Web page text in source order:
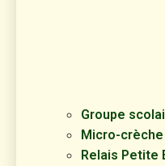
Groupe
Micro-crèche
Relais Petite